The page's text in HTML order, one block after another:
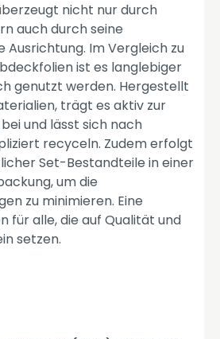
nicht nur durch
auch durch seine
Im Vergleich zu
ist es langlebiger
genutzt werden. Hergestellt
trägt es aktiv zur
und lässt sich nach
recyceln. Zudem erfolgt
Set-Bestandteile in einer
um die
zu minimieren. Eine
für alle, die auf Qualität und
setzen.